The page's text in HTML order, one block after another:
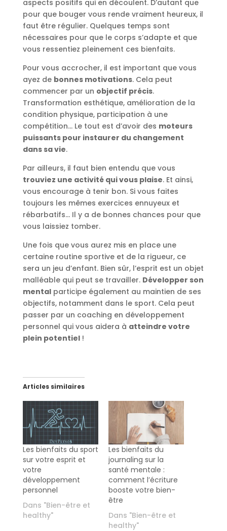
aspects positifs qui en découlent. D’autant que
pour que bouger vous rende vraiment heureux, il
faut être régulier. Quelques temps sont
nécessaires pour que le corps s’adapte et que
vous ressentiez pleinement ces bienfaits.
Pour vous accrocher, il est important que vous
ayez de bonnes motivations. Cela peut
commencer par un objectif précis.
Transformation esthétique, amélioration de la
condition physique, participation à une
compétition… Le tout est d’avoir des moteurs
puissants pour instaurer du changement
dans sa vie.
Par ailleurs, il faut bien entendu que vous
trouviez une activité qui vous plaise. Et ainsi,
vous encourage à tenir bon. Si vous faites
toujours les mêmes exercices ennuyeux et
rébarbatifs… Il y a de bonnes chances pour que
vous laissiez tomber.
Une fois que vous aurez mis en place une
certaine routine sportive et de la rigueur, ce
sera un jeu d’enfant. Bien sûr, l’esprit est un objet
malléable qui peut se travailler. Développer son
mentalparticipe également au maintien de ses
objectifs, notamment dans le sport. Cela peut
passer par un coaching en développement
personnel qui vous aidera à atteindre votre
plein potentiel!
Articles similaires
Les bienfaits du sport
sur votre esprit et
votre
développement
personnel
Dans "Bien-être et
healthy"
Les bienfaits du
journaling sur la
santé mentale :
comment l’écriture
booste votre bien-
être
Dans "Bien-être et
healthy"